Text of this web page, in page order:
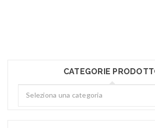
CATEGORIE
Seleziona una categoria